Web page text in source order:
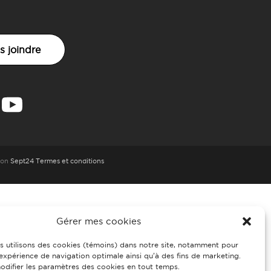
Gérer mes cookies
utilisons des cookies (témoins) dans notre site, notamment pour
de navigation optimale ainsi qu’à des fins de marketing.
les paramètres des cookies en tout temps.
joindre
Sept24 Termes et conditions